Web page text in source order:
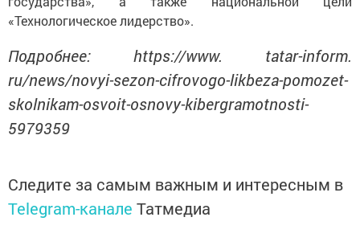
«Технологическое лидерство».
Подробнее: https://www. tatar-inform.
ru/news/novyi-sezon-cifrovogo-likbeza-pomozet-
skolnikam-osvoit-osnovy-kibergramotnosti-
5979359
Следите за самым важным и интересным в
Telegram-канале Татмедиа